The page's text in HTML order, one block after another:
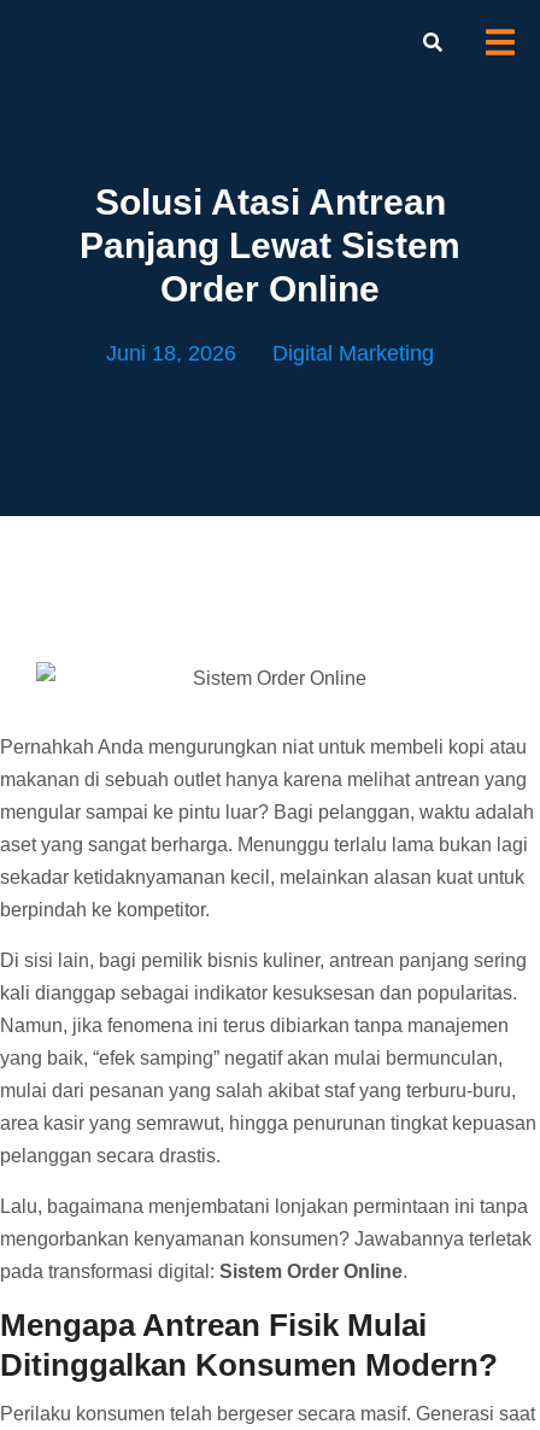
Solusi Atasi Antrean
Panjang Lewat Sistem
Order Online
Juni 18, 2026 Digital Marketing
Pernahkah Anda mengurungkan niat untuk membeli kopi atau
makanan di sebuah outlet hanya karena melihat antrean yang
mengular sampai ke pintu luar? Bagi pelanggan, waktu adalah
aset yang sangat berharga. Menunggu terlalu lama bukan lagi
sekadar ketidaknyamanan kecil, melainkan alasan kuat untuk
berpindah ke kompetitor.
Di sisi lain, bagi pemilik bisnis kuliner, antrean panjang sering
kali dianggap sebagai indikator kesuksesan dan popularitas.
Namun, jika fenomena ini terus dibiarkan tanpa manajemen
yang baik, “efek samping” negatif akan mulai bermunculan,
mulai dari pesanan yang salah akibat staf yang terburu-buru,
area kasir yang semrawut, hingga penurunan tingkat kepuasan
pelanggan secara drastis.
Lalu, bagaimana menjembatani lonjakan permintaan ini tanpa
mengorbankan kenyamanan konsumen? Jawabannya terletak
pada transformasi digital: Sistem Order Online.
Mengapa Antrean Fisik Mulai
Ditinggalkan Konsumen Modern?
Perilaku konsumen telah bergeser secara masif. Generasi saat